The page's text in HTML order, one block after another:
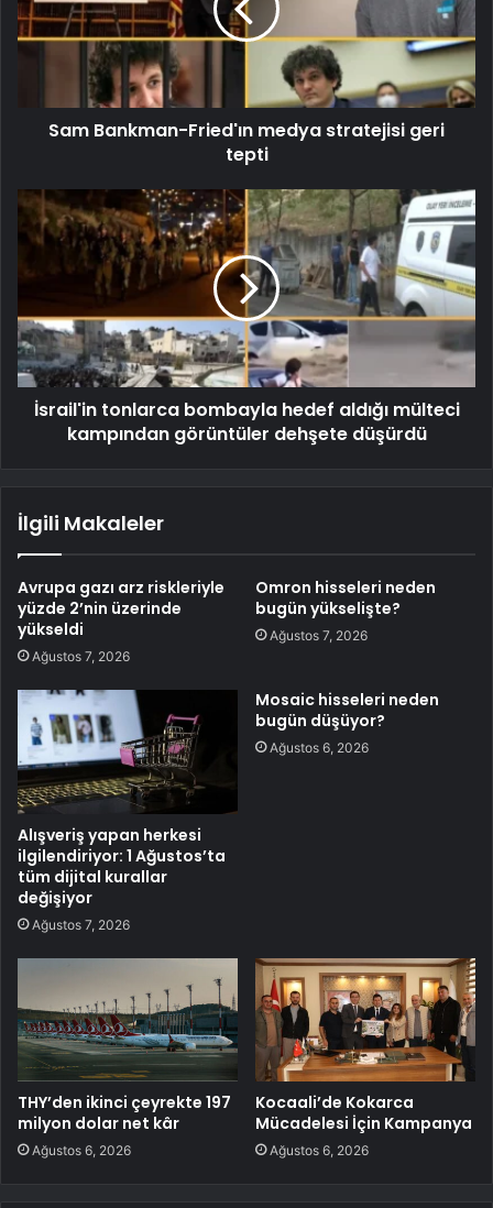
Sam Bankman-Fried'ın medya stratejisi geri
tepti
İsrail'in tonlarca bombayla hedef aldığı mülteci
kampından görüntüler dehşete düşürdü
İlgili Makaleler
Avrupa gazı arz riskleriyle
yüzde 2’nin üzerinde
yükseldi
Ağustos 7, 2026
Omron hisseleri neden
bugün yükselişte?
Ağustos 7, 2026
Alışveriş yapan herkesi
ilgilendiriyor: 1 Ağustos’ta
tüm dijital kurallar
değişiyor
Ağustos 7, 2026
Mosaic hisseleri neden
bugün düşüyor?
Ağustos 6, 2026
THY’den ikinci çeyrekte 197
milyon dolar net kâr
Ağustos 6, 2026
Kocaali’de Kokarca
Mücadelesi İçin Kampanya
Ağustos 6, 2026